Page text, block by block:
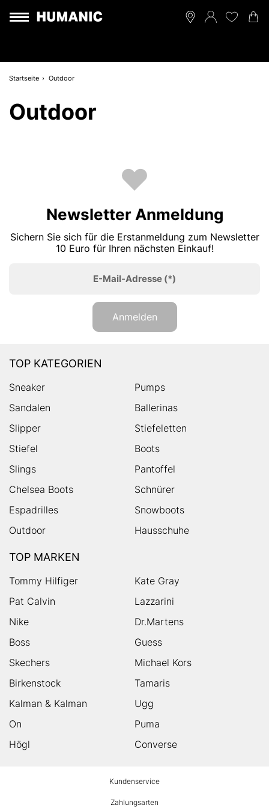
Startseite Outdoor
Outdoor
Newsletter Anmeldung
Sichern Sie sich für die Erstanmeldung zum Newsletter
10 Euro für Ihren nächsten Einkauf!
E-Mail-Adresse (*)
Anmelden
TOP KATEGORIEN
Sneaker
Pumps
Sandalen
Ballerinas
Slipper
Stiefeletten
Stiefel
Boots
Slings
Pantoffel
Chelsea Boots
Schnürer
Espadrilles
Snowboots
Outdoor
Hausschuhe
TOP MARKEN
Tommy Hilfiger
Kate Gray
Pat Calvin
Lazzarini
Nike
Dr.Martens
Boss
Guess
Skechers
Michael Kors
Birkenstock
Tamaris
Kalman & Kalman
Ugg
On
Puma
Högl
Converse
Kundenservice
Zahlungsarten